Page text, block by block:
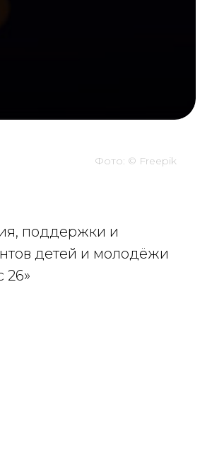
Фото: © Freepik
поддержки и
детей и молодёжи
26»